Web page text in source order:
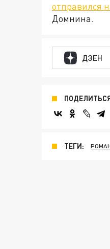
отправился
Домнина.
ДЗЕН
ТЕГИ: